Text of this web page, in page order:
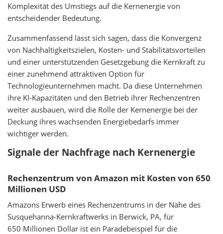
Komplexität des Umstiegs auf die Kernenergie von
entscheidender Bedeutung.
Zusammenfassend lässt sich sagen, dass die Konvergenz
von Nachhaltigkeitszielen, Kosten- und Stabilitätsvorteilen
und einer unterstützenden Gesetzgebung die Kernkraft zu
einer zunehmend attraktiven Option für
Technologieunternehmen macht. Da diese Unternehmen
ihre KI-Kapazitäten und den Betrieb ihrer Rechenzentren
weiter ausbauen, wird die Rolle der Kernenergie bei der
Deckung ihres wachsenden Energiebedarfs immer
wichtiger werden.
Signale der Nachfrage nach Kernenergie
Rechenzentrum von Amazon mit Kosten von 650
Millionen USD
Amazons Erwerb eines Rechenzentrums in der Nähe des
Susquehanna-Kernkraftwerks in Berwick, PA, für
650 Millionen Dollar ist ein Paradebeispiel für die